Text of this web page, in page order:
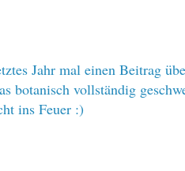
Jahr mal einen Beitrag
botanisch vollständig
ins Feuer :)